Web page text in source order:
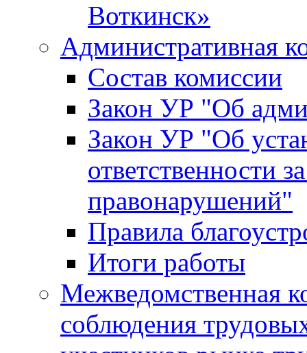
Воткинск»
Административная
Состав комиссии
Закон УР "Об
Закон УР "Об
ответственности
правонарушений"
Правила
Итоги работы
Межведомственная
соблюдения